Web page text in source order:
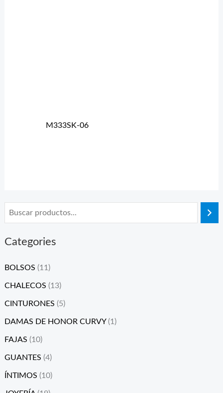
Categories
BOLSOS (11)
CHALECOS (13)
CINTURONES (5)
DAMAS DE HONOR CURVY (1)
FAJAS (10)
GUANTES (4)
ÍNTIMOS (10)
M333SK-06